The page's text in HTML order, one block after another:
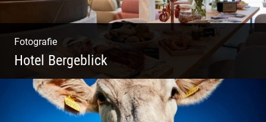
Fotografie
Hotel Bergeblick
Zweites Shooting für das Designhotel in Bad